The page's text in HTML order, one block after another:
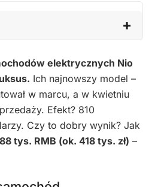
elektrycznych Nio
Ich najnowszy model –
w marcu, a w kwietniu
Efekt? 810
Czy to dobry wynik? Jak
tys. RMB (ok. 418 tys. zł) –